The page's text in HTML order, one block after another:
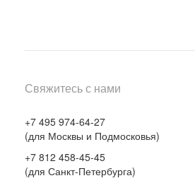
Свяжитесь с нами
+7 495 974-64-27
(для Москвы и Подмосковья)
+7 812 458-45-45
(для Санкт-Петербурга)